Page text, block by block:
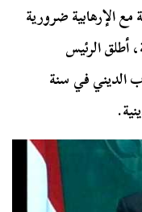
مع الإرهابية ضرورية
الرئيس
الديني في سنة